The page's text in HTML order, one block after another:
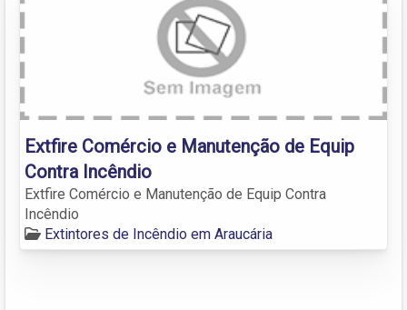
Extfire Comércio e Manutenção de Equip
Contra Incêndio
Extfire Comércio e Manutenção de Equip Contra
Incêndio
Extintores de Incêndio em Araucária